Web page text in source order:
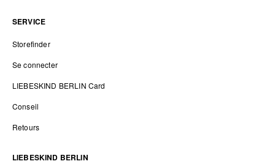
SERVICE
Storefinder
Se connecter
LIEBESKIND BERLIN Card
Conseil
Retours
LIEBESKIND BERLIN